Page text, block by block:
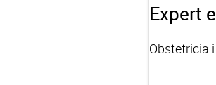
Expert
Obstetricia